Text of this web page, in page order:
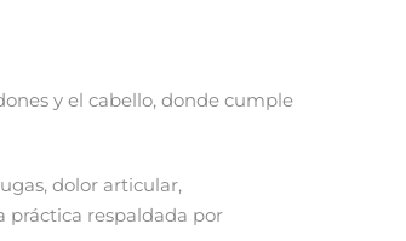
y el cabello, donde cumple
dolor articular,
práctica respaldada por